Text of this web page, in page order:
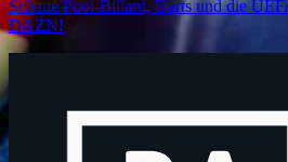
Schaue Pool-Billard, Darts und die
DAZN!